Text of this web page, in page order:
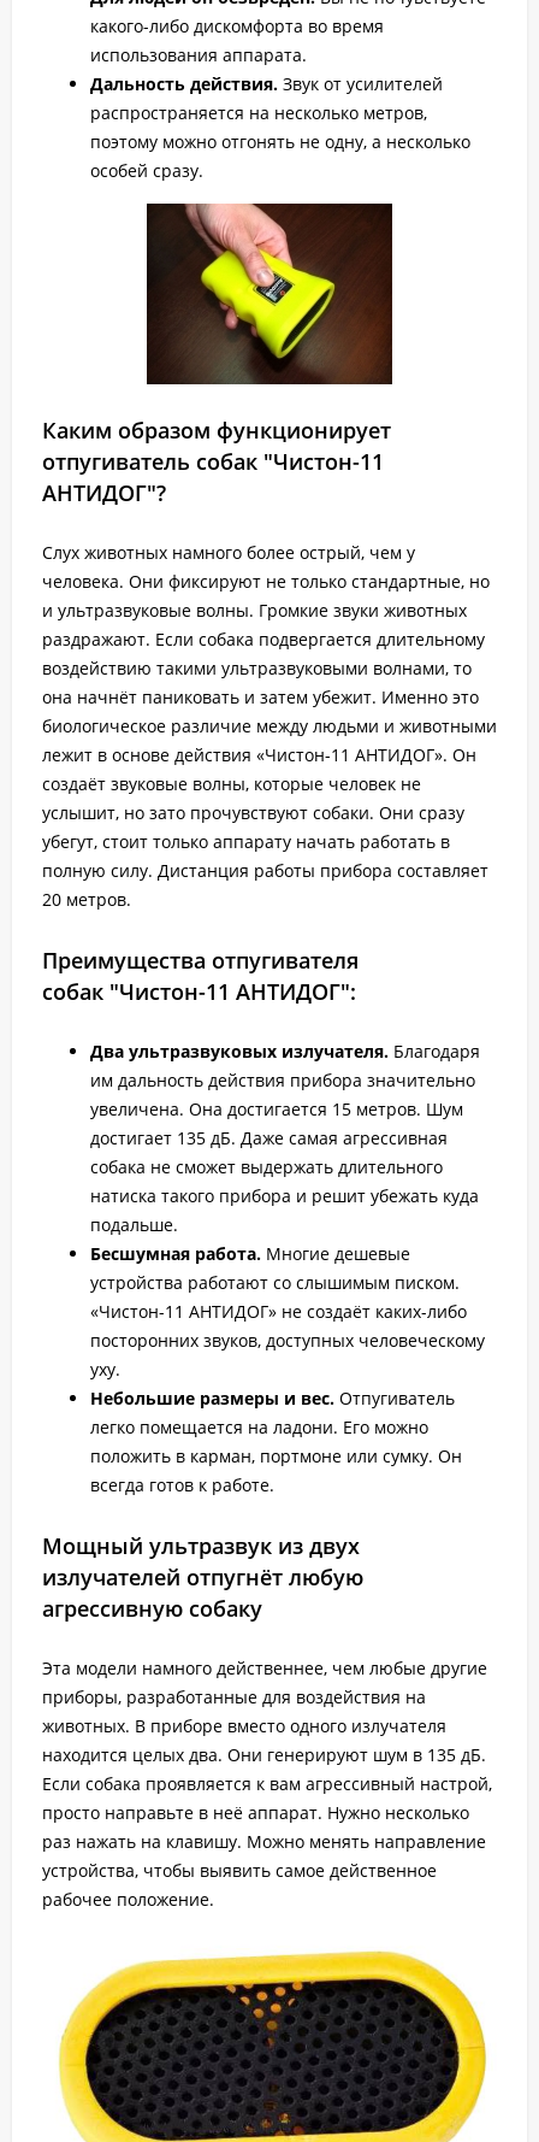
какого-либо дискомфорта во время
использования аппарата.
Дальность действия. Звук от усилителей
распространяется на несколько метров,
поэтому можно отгонять не одну, а несколько
особей сразу.
Каким образом функционирует
отпугиватель собак "Чистон-11
АНТИДОГ"?
Слух животных намного более острый, чем у
человека. Они фиксируют не только стандартные, но
и ультразвуковые волны. Громкие звуки животных
раздражают. Если собака подвергается длительному
воздействию такими ультразвуковыми волнами, то
она начнёт паниковать и затем убежит. Именно это
биологическое различие между людьми и животными
лежит в основе действия «Чистон-11 АНТИДОГ». Он
создаёт звуковые волны, которые человек не
услышит, но зато прочувствуют собаки. Они сразу
убегут, стоит только аппарату начать работать в
полную силу. Дистанция работы прибора составляет
20 метров.
Преимущества отпугивателя
собак "Чистон-11 АНТИДОГ":
Два ультразвуковых излучателя. Благодаря
им дальность действия прибора значительно
увеличена. Она достигается 15 метров. Шум
достигает 135 дБ. Даже самая агрессивная
собака не сможет выдержать длительного
натиска такого прибора и решит убежать куда
подальше.
Бесшумная работа. Многие дешевые
устройства работают со слышимым писком.
«Чистон-11 АНТИДОГ» не создаёт каких-либо
посторонних звуков, доступных человеческому
уху.
Небольшие размеры и вес. Отпугиватель
легко помещается на ладони. Его можно
положить в карман, портмоне или сумку. Он
всегда готов к работе.
Мощный ультразвук из двух
излучателей отпугнёт любую
агрессивную собаку
Эта модели намного действеннее, чем любые другие
приборы, разработанные для воздействия на
животных. В приборе вместо одного излучателя
находится целых два. Они генерируют шум в 135 дБ.
Если собака проявляется к вам агрессивный настрой,
просто направьте в неё аппарат. Нужно несколько
раз нажать на клавишу. Можно менять направление
устройства, чтобы выявить самое действенное
рабочее положение.